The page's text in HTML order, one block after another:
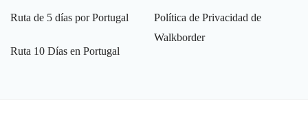
Ruta de 5 días por Portugal
Ruta 10 Días en Portugal
Política de Privacidad de
Walkborder